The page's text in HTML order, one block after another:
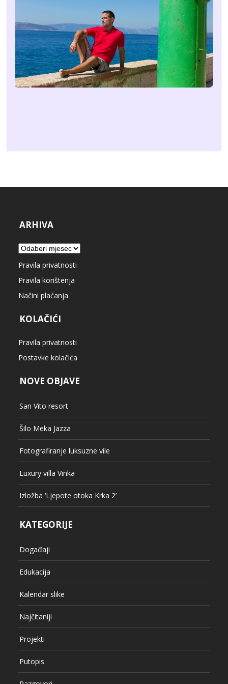
ARHIVA
Arhiva
Pravila privatnosti
Pravila korištenja
Načini plaćanja
KOLAČIĆI
Pravila privatnosti
Postavke kolačića
NOVE OBJAVE
San Vito resort
Šilo Meka Jazza
Fotografiranje luksuzne vile
Luxury villa Vinka
Izložba ‘Ljepote otoka Krka 2’
KATEGORIJE
Događaji
Edukacija
Kalendar slike
Najčitaniji
Projekti
Putopis